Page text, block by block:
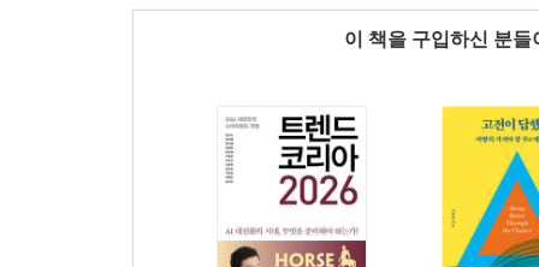
이 책을 구입하신 분